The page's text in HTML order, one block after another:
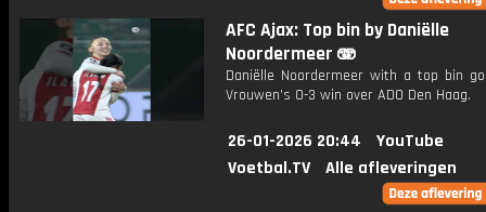
AFC Ajax: Top bin by Daniëlle
Noordermeer 🫨
Daniëlle Noordermeer with a top bin
Vrouwen’s 0-3 win over ADO Den Haag.
26-01-2026 20:44
YouTube
Voetbal.TV
Alle afleveringen